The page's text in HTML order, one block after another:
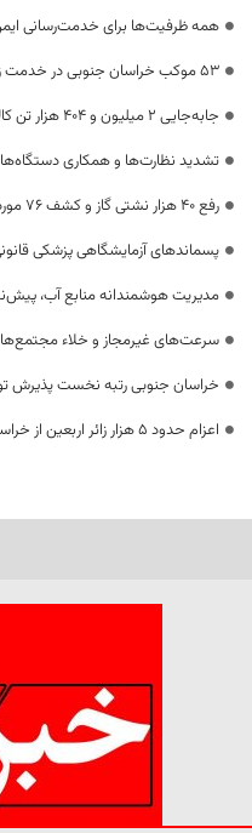
همه ظرفیت‌ها برای خدمت‌رسانی
53 موکب خراسان جنوبی در خدمت زائران اربعین
جابه‌جایی 2 میلیون و 404 هزار تن کالا از خراسان جنوبی به سراسر کشور
تشدید نظارت‌ها و همکاری
رفع 40 هزار نشتی گاز و کشف 76 مورد سرقت گاز در چهار ماهه نخست سال
پسماندهای آزمایشگاهی پزشکی
مدیریت هوشمندانه منابع آب،
سرعت‌های غیرمجاز و خلاء
خراسان جنوبی رتبه نخست پذیرش
اعزام حدود 5 هزار زائر اربعین از خراسان جنوبی؛ بازگشت‌ها آغاز شد